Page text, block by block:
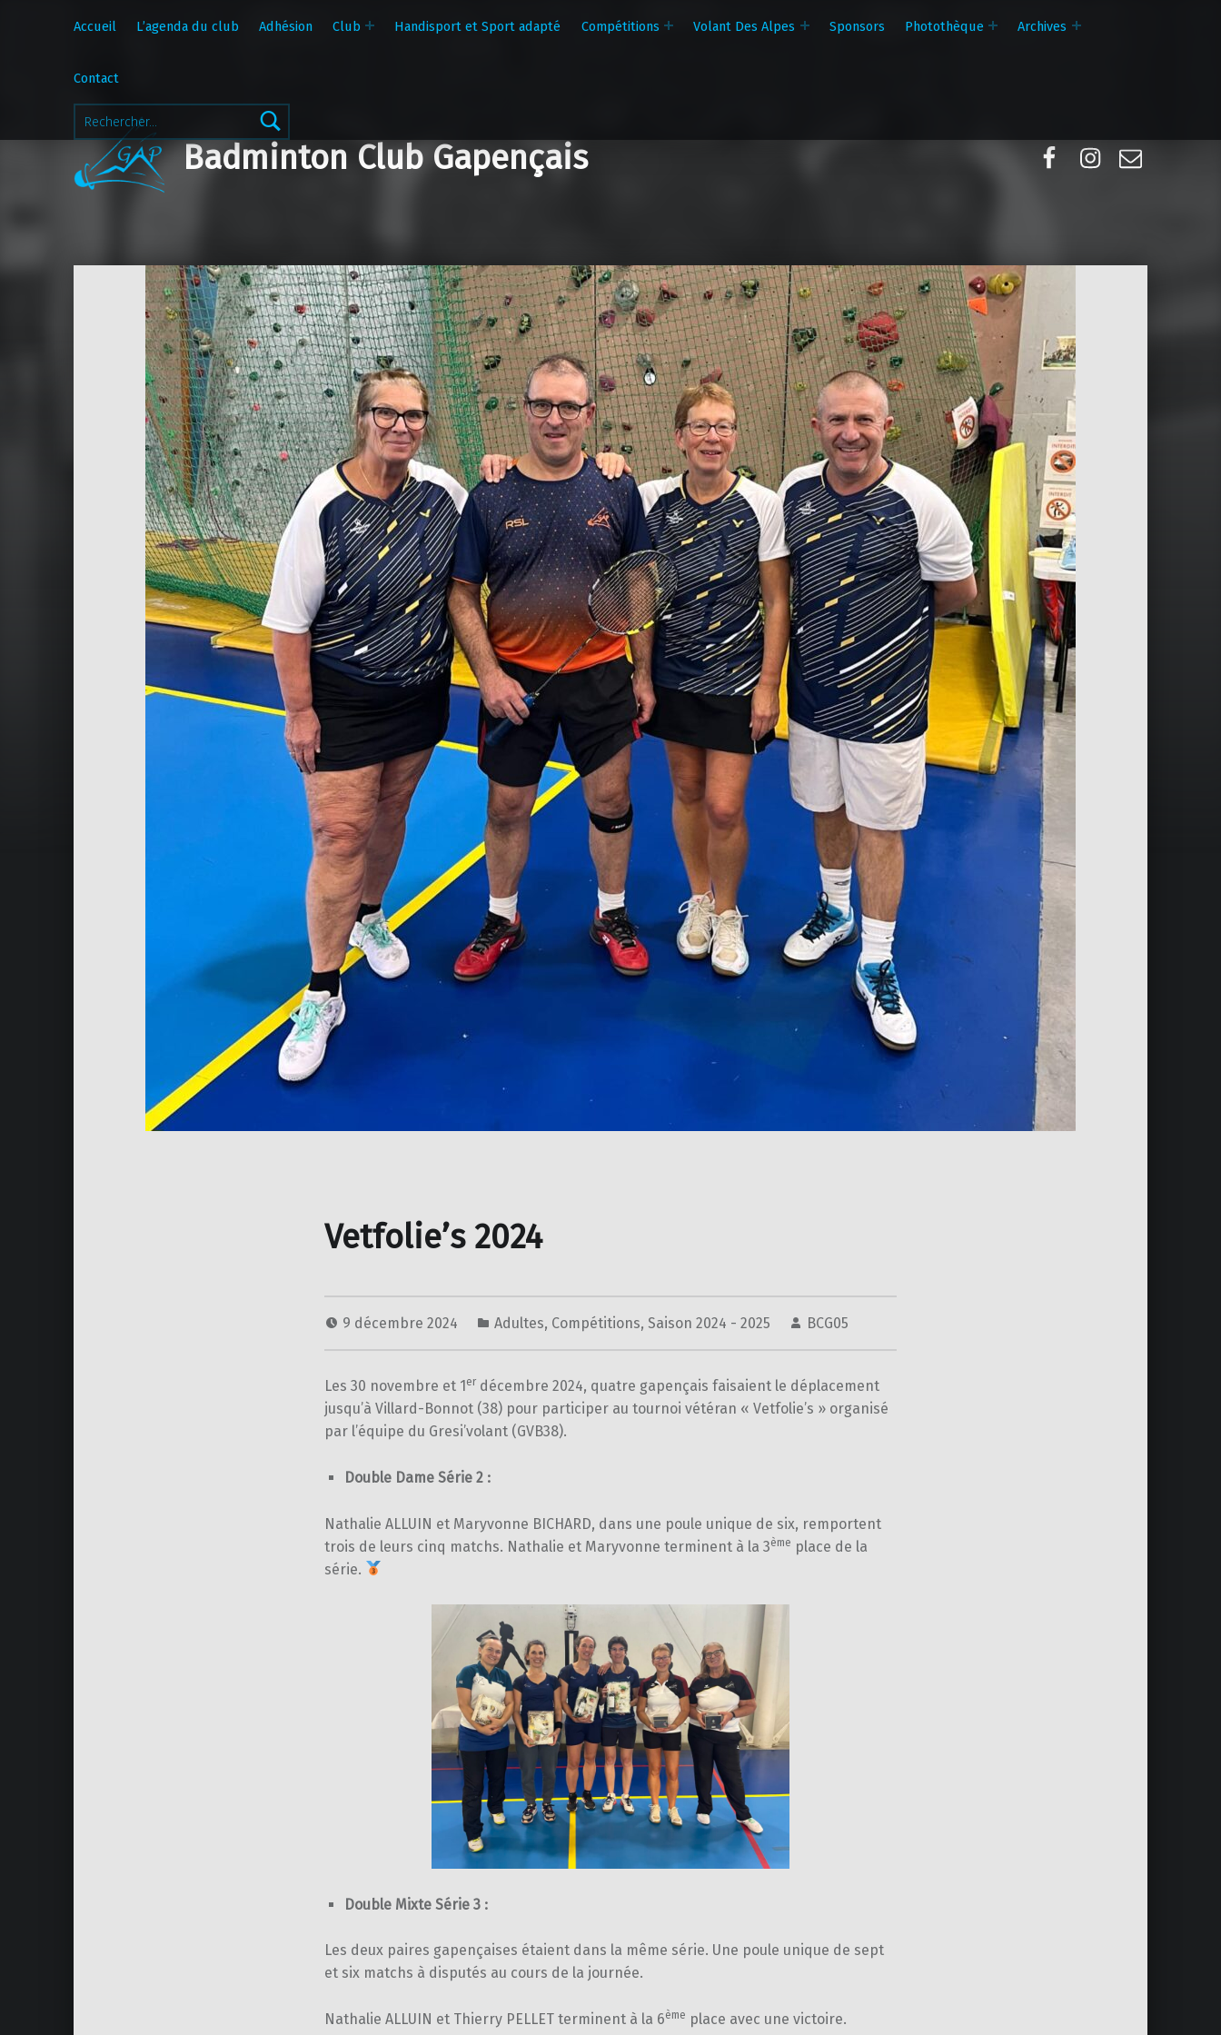
Rechercher :
Accueil L’agenda du club Adhésion Club Handisport et Sport adapté Compétitions Volant Des Alpes Sponsors Photothèque Archives
Contact
Badminton Club Gapençais Facebook
Instagram
E-mail
Vetfolie’s 2024
9 décembre 2024 Adultes, Compétitions, Saison 2024 - 2025 BCG05
Les 30 novembre et 1erdécembre 2024, quatre gapençais faisaient le déplacement
jusqu’à Villard-Bonnot (38) pour participer au tournoi vétéran « Vetfolie’s » organisé
par l’équipe du Gresi’volant (GVB38).
Double Dame Série 2 :
Nathalie ALLUIN et Maryvonne BICHARD, dans une poule unique de six, remportent
trois de leurs cinq matchs. Nathalie et Maryvonne terminent à la 3ème place de la
série.
Double Mixte Série 3 :
Les deux paires gapençaises étaient dans la même série. Une poule unique de sept
et six matchs à disputés au cours de la journée.
Nathalie ALLUIN et Thierry PELLET terminent à la 6ème place avec une victoire.